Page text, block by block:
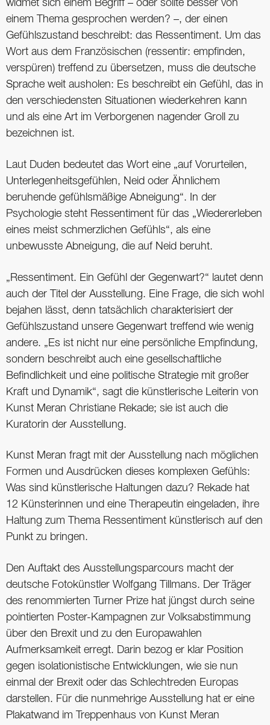
widmet sich einem Begriff – oder sollte besser von
einem Thema gesprochen werden? –, der einen
Gefühlszustand beschreibt: das Ressentiment. Um das
Wort aus dem Französischen (ressentir: empfinden,
verspüren) treffend zu übersetzen, muss die deutsche
Sprache weit ausholen: Es beschreibt ein Gefühl, das in
den verschiedensten Situationen wiederkehren kann
und als eine Art im Verborgenen nagender Groll zu
bezeichnen ist.
Laut Duden bedeutet das Wort eine „auf Vorurteilen,
Unterlegenheitsgefühlen, Neid oder Ähnlichem
beruhende gefühlsmäßige Abneigung“. In der
Psychologie steht Ressentiment für das „Wiedererleben
eines meist schmerzlichen Gefühls“, als eine
unbewusste Abneigung, die auf Neid beruht.
„Ressentiment. Ein Gefühl der Gegenwart?“ lautet denn
auch der Titel der Ausstellung. Eine Frage, die sich wohl
bejahen lässt, denn tatsächlich charakterisiert der
Gefühlszustand unsere Gegenwart treffend wie wenig
andere. „Es ist nicht nur eine persönliche Empfindung,
sondern beschreibt auch eine gesellschaftliche
Befindlichkeit und eine politische Strategie mit großer
Kraft und Dynamik“, sagt die künstlerische Leiterin von
Kunst Meran Christiane Rekade; sie ist auch die
Kuratorin der Ausstellung.
Kunst Meran fragt mit der Ausstellung nach möglichen
Formen und Ausdrücken dieses komplexen Gefühls:
Was sind künstlerische Haltungen dazu? Rekade hat
12 Künsterinnen und eine Therapeutin eingeladen, ihre
Haltung zum Thema Ressentiment künstlerisch auf den
Punkt zu bringen.
Den Auftakt des Ausstellungsparcours macht der
deutsche Fotokünstler Wolfgang Tillmans. Der Träger
des renommierten Turner Prize hat jüngst durch seine
pointierten Poster-Kampagnen zur Volksabstimmung
über den Brexit und zu den Europawahlen
Aufmerksamkeit erregt. Darin bezog er klar Position
gegen isolationistische Entwicklungen, wie sie nun
einmal der Brexit oder das Schlechtreden Europas
darstellen. Für die nunmehrige Ausstellung hat er eine
Plakatwand im Treppenhaus von Kunst Meran